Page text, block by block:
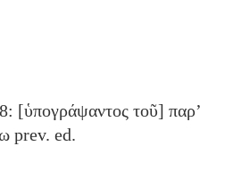
[ὑπογράψαντος τοῦ] παρʼ
ed.